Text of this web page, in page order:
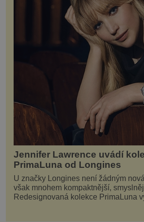
Jennifer Lawrence uvádí
PrimaLuna od Longines
U značky Longines není žádným
však mnohem kompaktnější,
Redesignovaná kolekce PrimaLuna
je značka Longines dnes a čím byla i